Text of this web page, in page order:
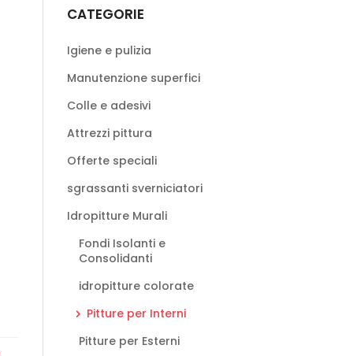
CATEGORIE
Igiene e pulizia
Manutenzione superfici
Colle e adesivi
Attrezzi pittura
Offerte speciali
sgrassanti sverniciatori
Idropitture Murali
Fondi Isolanti e
Consolidanti
idropitture colorate
Pitture per Interni
Pitture per Esterni